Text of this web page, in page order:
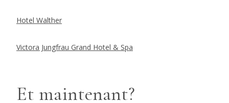
Hotel Walther
Victora Jungfrau Grand Hotel & Spa
Et maintenant?